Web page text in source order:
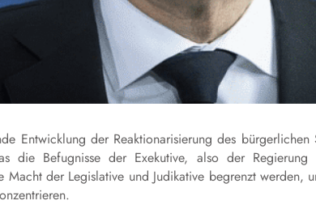
Entwicklung der Reaktionarisierung des
die Befugnisse der Exekutive, also der
Macht der Legislative und Judikative begrenzt werden,